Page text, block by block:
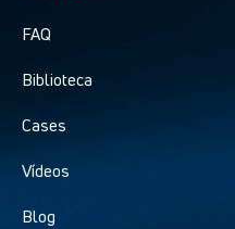
FAQ
Biblioteca
Cases
Vídeos
Blog